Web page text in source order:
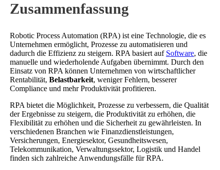
Zusammenfassung
Robotic Process Automation (RPA) ist eine Technologie, die es
Unternehmen ermöglicht, Prozesse zu automatisieren und
dadurch die Effizienz zu steigern. RPA basiert auf Software, die
manuelle und wiederholende Aufgaben übernimmt. Durch den
Einsatz von RPA können Unternehmen von wirtschaftlicher
Rentabilität, Belastbarkeit, weniger Fehlern, besserer
Compliance und mehr Produktivität profitieren.
RPA bietet die Möglichkeit, Prozesse zu verbessern, die Qualität
der Ergebnisse zu steigern, die Produktivität zu erhöhen, die
Flexibilität zu erhöhen und die Sicherheit zu gewährleisten. In
verschiedenen Branchen wie Finanzdienstleistungen,
Versicherungen, Energiesektor, Gesundheitswesen,
Telekommunikation, Verwaltungssektor, Logistik und Handel
finden sich zahlreiche Anwendungsfälle für RPA.